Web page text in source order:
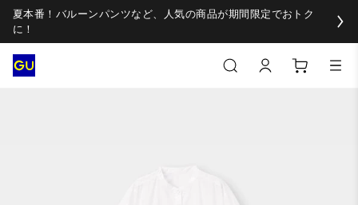
夏本番！バルーンパンツなど、人気の商品が期間限定でおトク
に！